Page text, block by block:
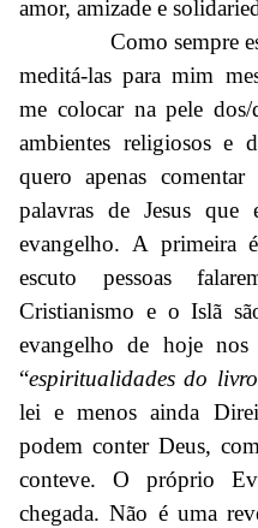
amor, amizade e
Como sempre
meditá-las para mim
me colocar na pele
ambientes religiosos e
quero apenas
palavras de Jesus que
evangelho. A primeira
escuto pessoas
Cristianismo e o Islã
evangelho de hoje nos
“espiritualidades do
lei e menos ainda
podem conter Deus,
conteve. O próprio
chegada. Não é uma